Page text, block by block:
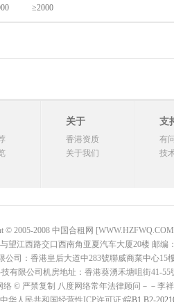
≥2000
关于
香港资质
关于我们
支
有
技
© 2005-2008 中国合租网
江西路交口西南角亚夏汽车大厦20楼 邮编
公司：香港皇后大道中283號聯威商業中心15
有限公司机房地址：香港葵湧禾塘咀街41-
络 © 严禁复制 八度网络常年法律顾问－－
人民共和国经营性ICP许可证:皖B1.B2-